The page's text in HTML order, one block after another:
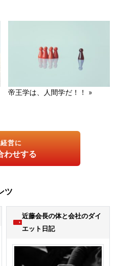
帝王学は、人間学だ！！ »
営に
わせする
ツ
近藤会長の体と会社のダイ
エット日記